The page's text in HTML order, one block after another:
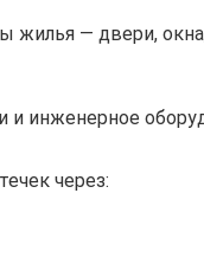
жилья — двери,
и инженерное
через: